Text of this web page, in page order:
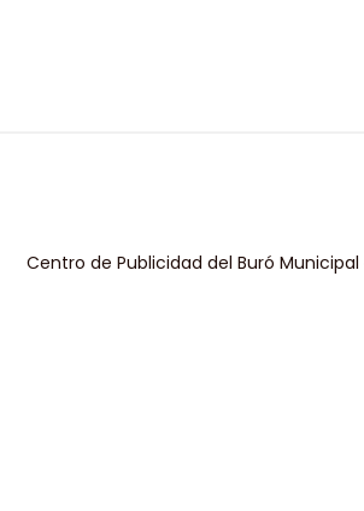
Centro de Publicidad del Buró